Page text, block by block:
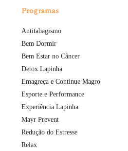
Programas
Antitabagismo
Bem Dormir
Bem Estar no Câncer
Detox Lapinha
Emagreça e Continue Magro
Esporte e Performance
Experiência Lapinha
Mayr Prevent
Redução do Estresse
Relax